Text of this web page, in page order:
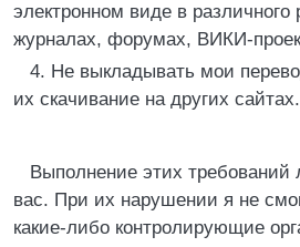
электронном виде в различного
журналах, форумах, ВИКИ-
4. Не выкладывать мои
их скачивание на других сайтах.
Выполнение этих требований
вас. При их нарушении я не
какие-либо контролирующие